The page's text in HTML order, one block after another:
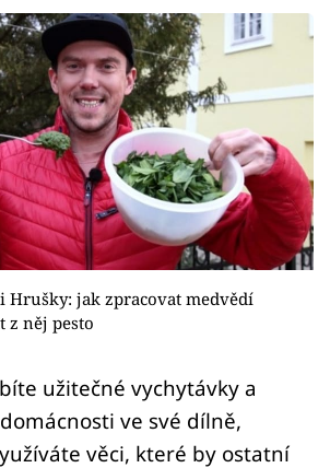
Hrušky: jak zpracovat medvědí
z něj pesto
užitečné vychytávky a
ve své dílně,
věci, které by ostatní